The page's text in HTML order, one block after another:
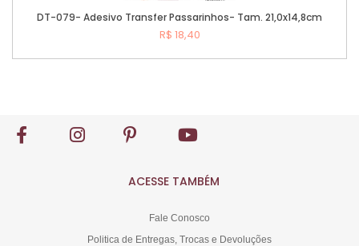
DT-079- Adesivo Transfer Passarinhos- Tam. 21,0x14,8cm
R$ 18,40
ACESSE TAMBÉM
Fale Conosco
Politica de Entregas, Trocas e Devoluções